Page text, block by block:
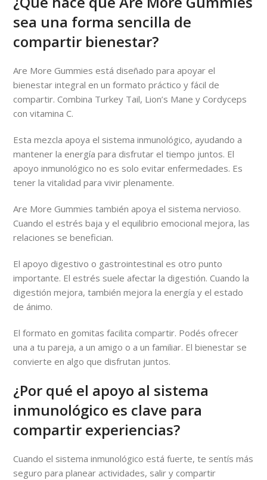
sea una forma sencilla de
compartir bienestar?
Are More Gummies está diseñado para apoyar el
bienestar integral en un formato práctico y fácil de
compartir. Combina Turkey Tail, Lion’s Mane y Cordyceps
con vitamina C.
Esta mezcla apoya el sistema inmunológico, ayudando a
mantener la energía para disfrutar el tiempo juntos. El
apoyo inmunológico no es solo evitar enfermedades. Es
tener la vitalidad para vivir plenamente.
Are More Gummies también apoya el sistema nervioso.
Cuando el estrés baja y el equilibrio emocional mejora, las
relaciones se benefician.
El apoyo digestivo o gastrointestinal es otro punto
importante. El estrés suele afectar la digestión. Cuando la
digestión mejora, también mejora la energía y el estado
de ánimo.
El formato en gomitas facilita compartir. Podés ofrecer
una a tu pareja, a un amigo o a un familiar. El bienestar se
convierte en algo que disfrutan juntos.
¿Por qué el apoyo al sistema
inmunológico es clave para
compartir experiencias?
Cuando el sistema inmunológico está fuerte, te sentís más
seguro para planear actividades, salir y compartir